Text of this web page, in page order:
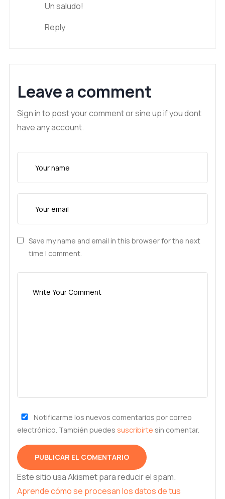
Un saludo!
Reply
Leave a comment
Sign in to post your comment or sine up if you dont
have any account.
Save my name and email in this browser for the next
time I comment.
Notificarme los nuevos comentarios por correo
electrónico. También puedes suscribirte sin comentar.
Este sitio usa Akismet para reducir el spam.
Aprende cómo se procesan los datos de tus